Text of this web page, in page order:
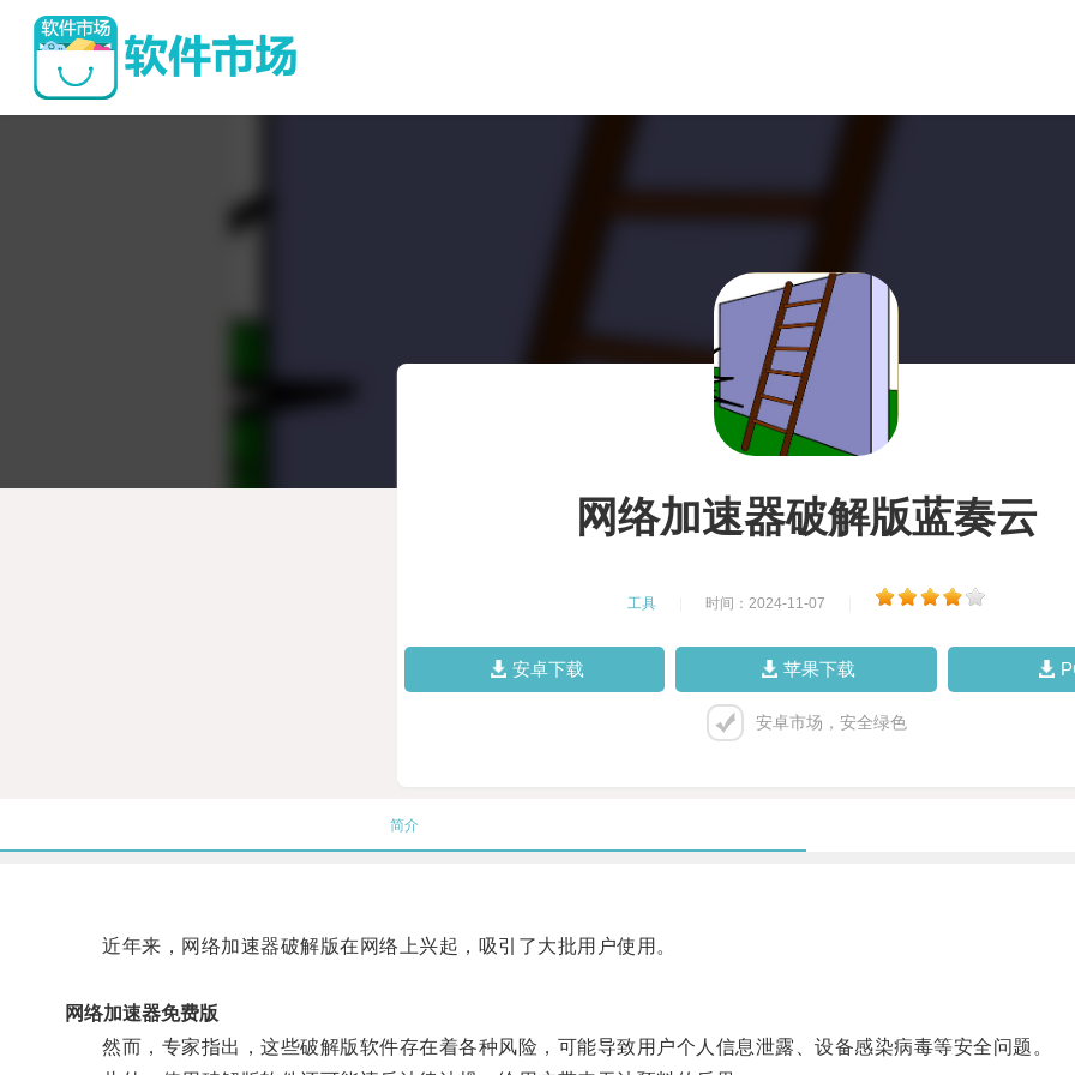
网络加速器破解版蓝奏云
工具 时间：2024-11-07
安卓下载 苹果下载
安卓市场，安全绿色
简介
近年来，网络加速器破解版在网络上兴起，吸引了大批用户使用。
网络加速器免费版
然而，专家指出，这些破解版软件存在着各种风险，可能导致用户个人信息泄露、设备感染病毒等安全问题。